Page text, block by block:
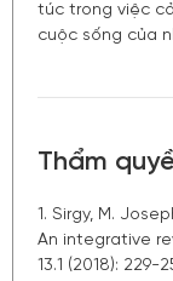
túc trong việc
cuộc sống của
Thẩm
1. Sirgy, M.
An integrative
13.1 (2018): 229-